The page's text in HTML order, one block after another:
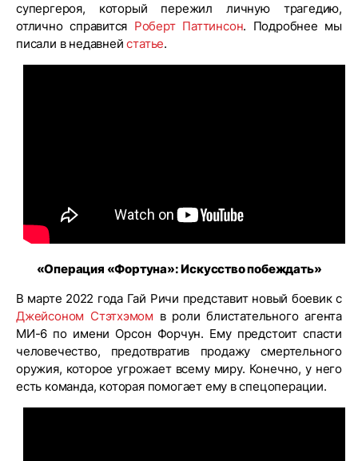
супергероя, который пережил личную трагедию,
отлично справится Роберт Паттинсон. Подробнее мы
писали в недавнейстатье.
«Операция «Фортуна»: Искусство побеждать»
В марте 2022 года Гай Ричи представит новый боевик с
Джейсоном Стэтхэмом в роли блистательного агента
МИ-6 по имени Орсон Форчун. Ему предстоит спасти
человечество, предотвратив продажу смертельного
оружия, которое угрожает всему миру. Конечно, у него
есть команда, которая помогает ему в спецоперации.